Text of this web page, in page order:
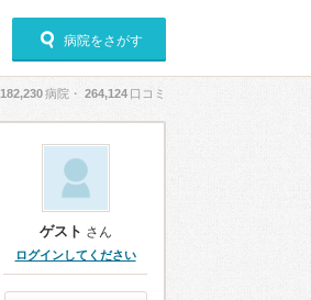
病院をさがす
182,230病院・ 264,124 口コミ
ゲスト さん
ログインしてください